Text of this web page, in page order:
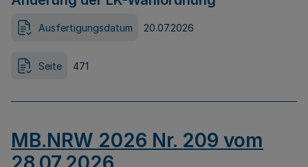
Ausfertigungsdatum 20.07.2026
Seite 471
MB.NRW 2026 Nr. 209 vom